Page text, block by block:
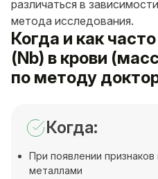
различаться в
метода исследования.
Когда и как
(Nb) в крови
по методу
Когда:
При появлении
металлами